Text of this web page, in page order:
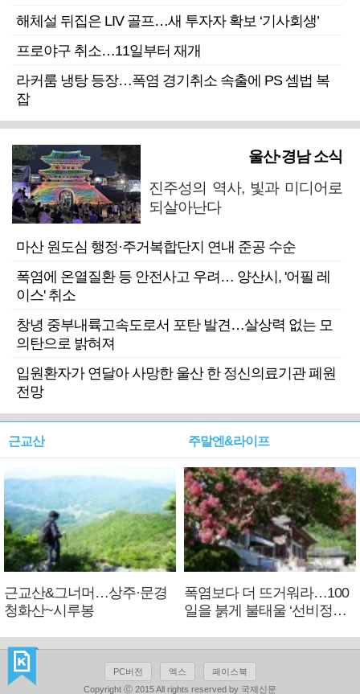
해체설 뒤집은 LIV 골프…새 투자자 확보 ‘기사회생’
프로야구 취소…11일부터 재개
라커룸 냉탕 등장…폭염 경기취소 속출에 PS 셈법 복
잡
울산·경남 소식
진주성의 역사, 빛과 미디어로
되살아난다
마산 원도심 행정·주거복합단지 연내 준공 수순
폭염에 온열질환 등 안전사고 우려… 양산시, '어필 레
이스' 취소
창녕 중부내륙고속도로서 포탄 발견…살상력 없는 모
의탄으로 밝혀져
입원환자가 연달아 사망한 울산 한 정신의료기관 폐원
전망
근교산
근교산&그너머…상주·문경
청화산~시루봉
주말엔&라이프
폭염보다 더 뜨거워라…100
일을 붉게 불태울 ‘선비정신’
PC버전 엑스
페이스북
Copyright ⓒ 2015 All rights reserved by 국제신문